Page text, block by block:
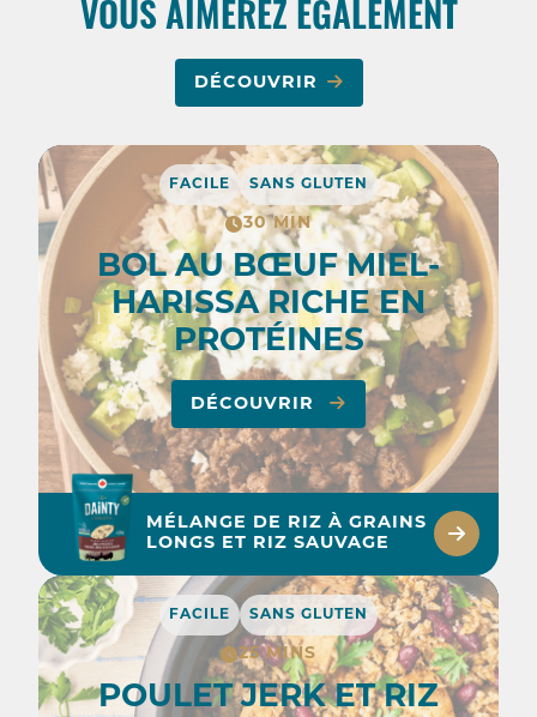
VOUS AIMEREZ ÉGALEMENT
DÉCOUVRIR
FACILE SANS GLUTEN
30 MIN
BOL AU BŒUF MIEL-
HARISSA RICHE EN
PROTÉINES
DÉCOUVRIR
MÉLANGE DE RIZ À GRAINS
LONGS ET RIZ SAUVAGE
FACILE SANS GLUTEN
25 MINS
POULET JERK ET RIZ